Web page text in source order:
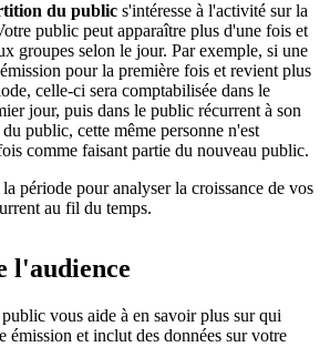
du public s'intéresse à l'activité sur la
public peut apparaître plus d'une fois et
groupes selon le jour. Par exemple, si une
pour la première fois et revient plus
celle-ci sera comptabilisée dans le
jour, puis dans le public récurrent à son
public, cette même personne n'est
comme faisant partie du nouveau public.
période pour analyser la croissance de vos
au fil du temps.
l'audience
vous aide à en savoir plus sur qui
émission et inclut des données sur votre